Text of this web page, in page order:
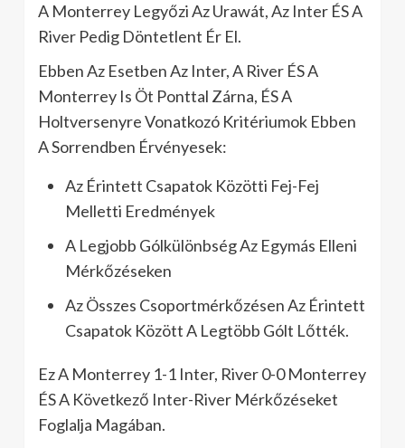
A Monterrey Legyőzi Az Urawát, Az Inter ÉS A
River Pedig Döntetlent Ér El.
Ebben Az Esetben Az Inter, A River ÉS A
Monterrey Is Öt Ponttal Zárna, ÉS A
Holtversenyre Vonatkozó Kritériumok Ebben
A Sorrendben Érvényesek:
Az Érintett Csapatok Közötti Fej-Fej
Melletti Eredmények
A Legjobb Gólkülönbség Az Egymás Elleni
Mérkőzéseken
Az Összes Csoportmérkőzésen Az Érintett
Csapatok Között A Legtöbb Gólt Lőtték.
Ez A Monterrey 1-1 Inter, River 0-0 Monterrey
ÉS A Következő Inter-River Mérkőzéseket
Foglalja Magában.